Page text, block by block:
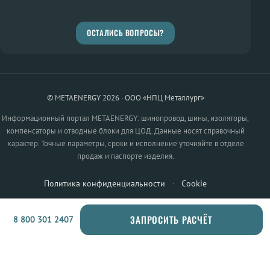
ОСТАЛИСЬ ВОПРОСЫ?
© METAENERGY 2026 · ООО «НПЦ Металлург»
Информационный портал METAENERGY: шинопровод, шины, изоляторы,
компенсаторы и отводные блоки для ЦОД. Данные носят справочный
характер. Точные параметры, сроки и исполнение уточняйте в отделе
продаж и паспорте изделия.
Политика конфиденциальности · Cookie
8 800 301 2407 ЗАПРОСИТЬ РАСЧЁТ